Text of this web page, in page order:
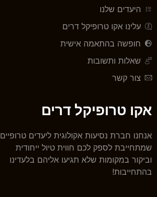
היעדים שלנו
עלינו אקו טרופיקל דרים
חופשה בהתאמה אישית
שאלות ותשובות
צור קשר
אקו טרופיקל דרים
אנחנו חברת נסיעות אקולוגית ליעדים טרופיים
שמתחייבת לספק לכם חווית טיול ייחודית
וביקור במקומות שלא תגיעו אליהם בלעדינו
בהתחייבות!